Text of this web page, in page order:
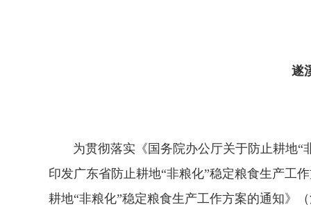
遂
为贯彻落实《国务院办公厅关于防止耕地“
印发广东省防止耕地“非粮化”稳定粮食生产工
耕地“非粮化”稳定粮食生产工作方案的通知》